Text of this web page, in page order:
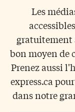
Les
gratuitement
bon moyen de
Prenez aussi
express.ca
dans notre